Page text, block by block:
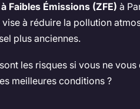
Faibles Émissions (ZFE) à
à réduire la pollution
plus anciennes.
les risques si vous ne
meilleures conditions ?